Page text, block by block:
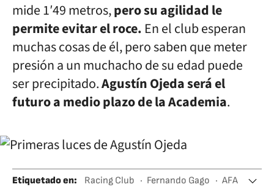
mide 1′49 metros,pero su agilidad le
permite evitar el roce. En el club esperan
muchas cosas de él, pero saben que meter
presión a un muchacho de su edad puede
ser precipitado.Agustín Ojeda será el
futuro a medio plazo de la Academia.
Etiquetado en: Racing Club Fernando Gago
AFA